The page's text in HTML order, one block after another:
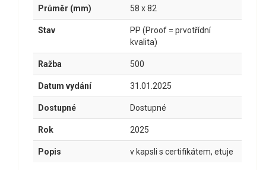
Průměr (mm) 58 x 82
Stav
PP (Proof = prvotřídní
kvalita)
Ražba 500
Datum vydání 31.01.2025
Dostupné Dostupné
Rok 2025
Popis v kapsli s certifikátem, etuje